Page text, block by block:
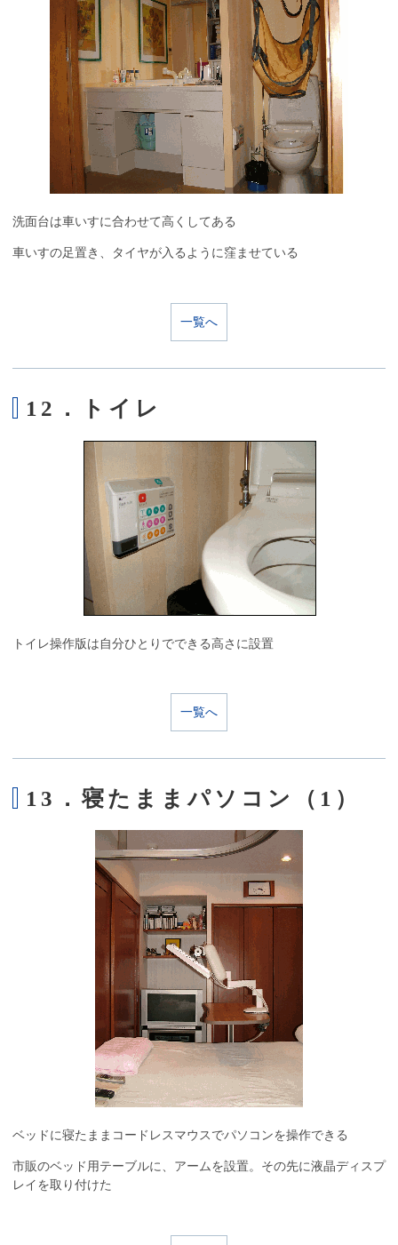
洗面台は車いすに合わせて高くしてある
車いすの足置き、タイヤが入るように窪ませている
一覧へ
12．トイレ
トイレ操作版は自分ひとりでできる高さに設置
一覧へ
13．寝たままパソコン（1）
ベッドに寝たままコードレスマウスでパソコンを操作できる
市販のベッド用テーブルに、アームを設置。その先に液晶ディスプ
レイを取り付けた